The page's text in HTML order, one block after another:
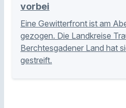
vorbei
Eine Gewitterfront ist am
gezogen. Die Landkreise
Berchtesgadener Land hat
gestreift.